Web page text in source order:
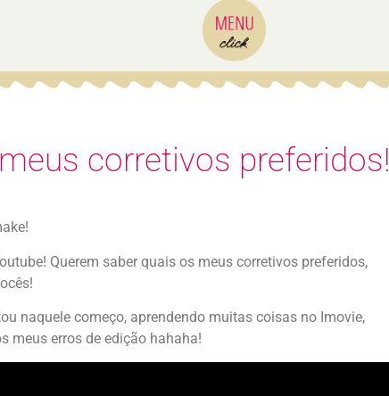
corretivos preferidos!
Querem saber quais os meus corretivos preferidos,
naquele começo, aprendendo muitas coisas no Imovie,
meus erros de edição hahaha!